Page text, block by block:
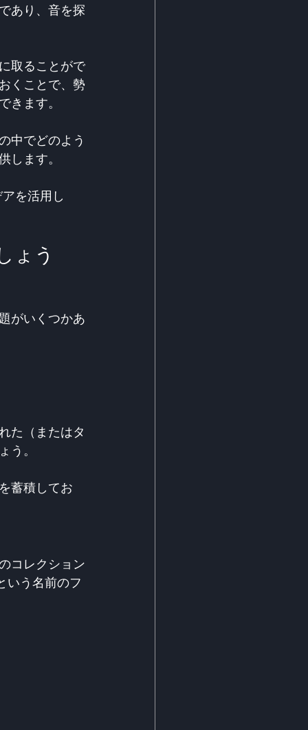
あり、音を探
取ることがで
くことで、勢
きます。
中でどのよう
します。
を活用し
ょう
がいくつかあ
た（またはタ
う。
蓄積してお
コレクション
いう名前のフ